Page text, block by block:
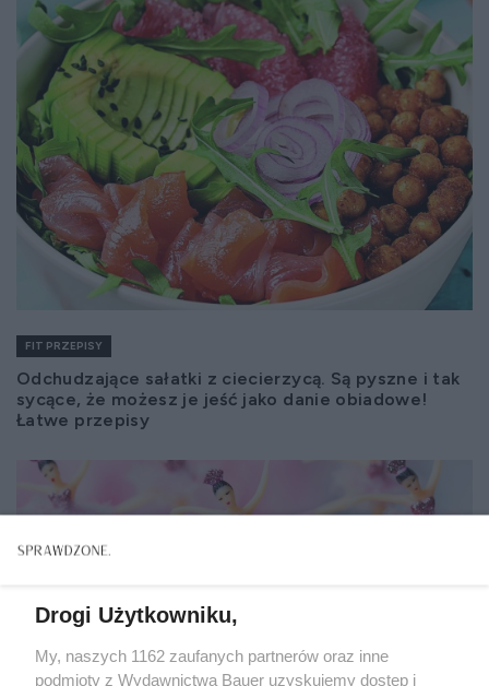
FIT PRZEPISY
Odchudzające sałatki z ciecierzycą. Są pyszne i tak
sycące, że możesz je jeść jako danie obiadowe!
Łatwe przepisy
Drogi Użytkowniku,
My, naszych 1162 zaufanych partnerów oraz inne
podmioty z Wydawnictwa Bauer uzyskujemy dostęp i